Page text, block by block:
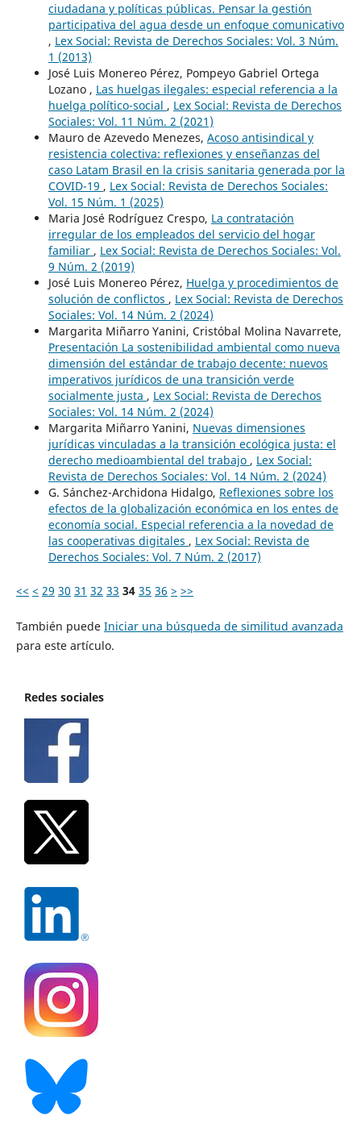
ciudadana y políticas públicas. Pensar la gestión
participativa del agua desde un enfoque comunicativo
, Lex Social: Revista de Derechos Sociales: Vol. 3 Núm.
1 (2013)
José Luis Monereo Pérez, Pompeyo Gabriel Ortega
Lozano , Las huelgas ilegales: especial referencia a la
huelga político-social , Lex Social: Revista de Derechos
Sociales: Vol. 11 Núm. 2 (2021)
Mauro de Azevedo Menezes, Acoso antisindical y
resistencia colectiva: reflexiones y enseñanzas del
caso Latam Brasil en la crisis sanitaria generada por la
COVID-19 , Lex Social: Revista de Derechos Sociales:
Vol. 15 Núm. 1 (2025)
Maria José Rodríguez Crespo, La contratación
irregular de los empleados del servicio del hogar
familiar , Lex Social: Revista de Derechos Sociales: Vol.
9 Núm. 2 (2019)
José Luis Monereo Pérez, Huelga y procedimientos de
solución de conflictos , Lex Social: Revista de Derechos
Sociales: Vol. 14 Núm. 2 (2024)
Margarita Miñarro Yanini, Cristóbal Molina Navarrete,
Presentación La sostenibilidad ambiental como nueva
dimensión del estándar de trabajo decente: nuevos
imperativos jurídicos de una transición verde
socialmente justa , Lex Social: Revista de Derechos
Sociales: Vol. 14 Núm. 2 (2024)
Margarita Miñarro Yanini, Nuevas dimensiones
jurídicas vinculadas a la transición ecológica justa: el
derecho medioambiental del trabajo , Lex Social:
Revista de Derechos Sociales: Vol. 14 Núm. 2 (2024)
G. Sánchez-Archidona Hidalgo, Reflexiones sobre los
efectos de la globalización económica en los entes de
economía social. Especial referencia a la novedad de
las cooperativas digitales , Lex Social: Revista de
Derechos Sociales: Vol. 7 Núm. 2 (2017)
<< < 29 30 31 32 33 34 35 36 > >>
También puede Iniciar una búsqueda de similitud avanzada
para este artículo.
Redes sociales